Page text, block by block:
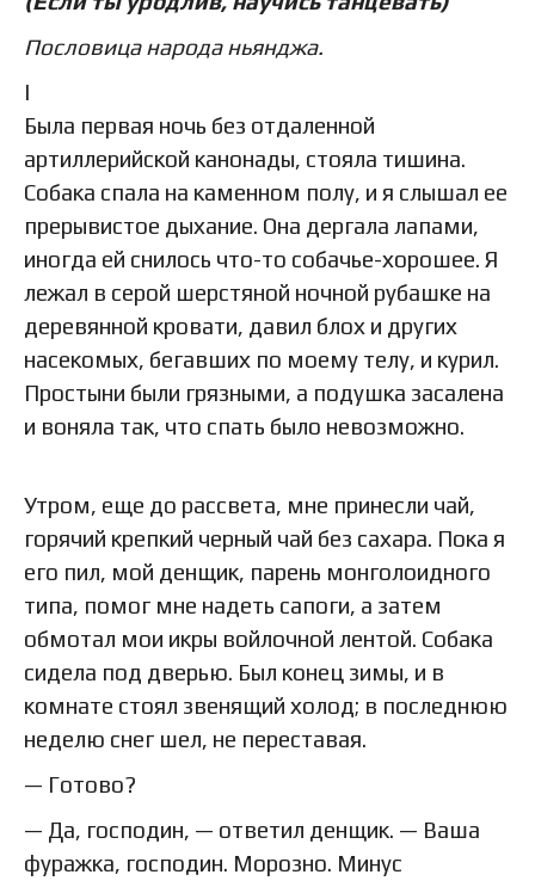
Пословица народа ньянджа.
I
Была первая ночь без отдаленной
артиллерийской канонады, стояла тишина.
Собака спала на каменном полу, и я слышал ее
прерывистое дыхание. Она дергала лапами,
иногда ей снилось что-то собачье-хорошее. Я
лежал в серой шерстяной ночной рубашке на
деревянной кровати, давил блох и других
насекомых, бегавших по моему телу, и курил.
Простыни были грязными, а подушка засалена
и воняла так, что спать было невозможно.
Утром, еще до рассвета, мне принесли чай,
горячий крепкий черный чай без сахара. Пока я
его пил, мой денщик, парень монголоидного
типа, помог мне надеть сапоги, а затем
обмотал мои икры войлочной лентой. Собака
сидела под дверью. Был конец зимы, и в
комнате стоял звенящий холод; в последнюю
неделю снег шел, не переставая.
— Готово?
— Да, господин, — ответил денщик. — Ваша
фуражка, господин. Морозно. Минус